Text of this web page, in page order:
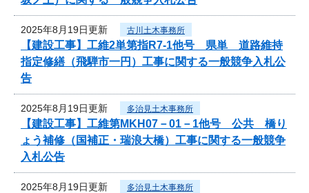
2025年8月19日更新 古川土木事務所
【建設工事】工維2単第指R7-1他号 県単 道路維持
指定修繕（飛騨市一円）工事に関する一般競争入札公
告
2025年8月19日更新 多治見土木事務所
【建設工事】工維第MKH07－01－1他号 公共 橋り
ょう補修（国補正・瑞浪大橋）工事に関する一般競争
入札公告
2025年8月19日更新 多治見土木事務所